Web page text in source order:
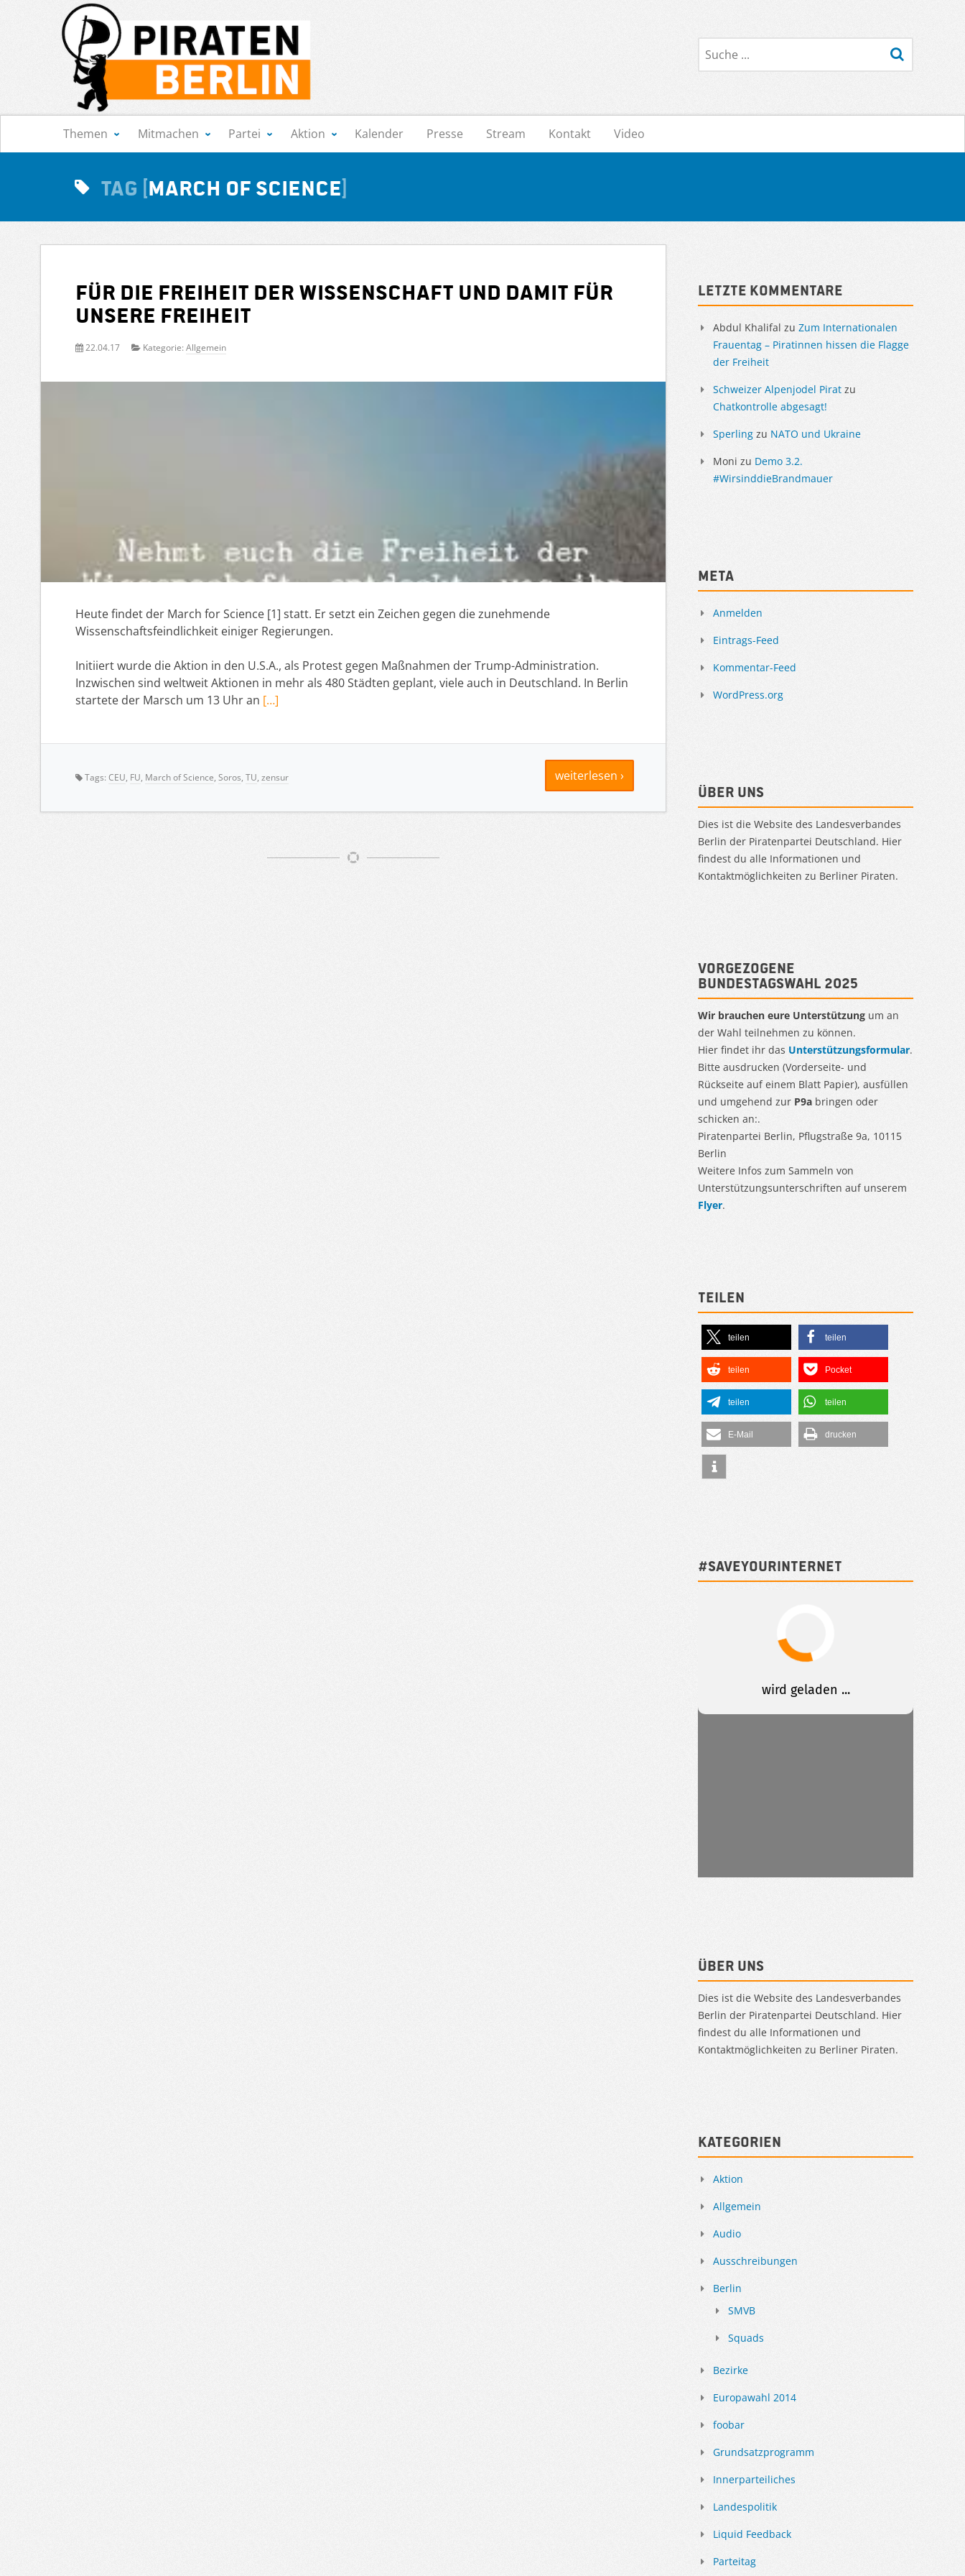
Suche
Navigation
Themen Mitmachen Partei Aktion Kalender Presse Stream Kontakt Video
Tag March of Science
Für die Freiheit der Wissenschaft und damit für
unsere Freiheit
22.04.17 Kategorie: Allgemein
Heute findet der March for Science [1] statt. Er setzt ein Zeichen gegen die zunehmende
Wissenschaftsfeindlichkeit einiger Regierungen.
Initiiert wurde die Aktion in den U.S.A., als Protest gegen Maßnahmen der Trump-Administration.
Inzwischen sind weltweit Aktionen in mehr als 480 Städten geplant, viele auch in Deutschland. In Berlin
startete der Marsch um 13 Uhr an […]
weiterlesen ›
Tags: CEU, FU, March of Science, Soros, TU, zensur
Letzte Kommentare
Abdul Khalifal zu Zum Internationalen
Frauentag – Piratinnen hissen die Flagge
der Freiheit
Schweizer Alpenjodel Pirat zu
Chatkontrolle abgesagt!
Sperling zu NATO und Ukraine
Moni zu Demo 3.2.
#WirsinddieBrandmauer
Meta
Anmelden
Eintrags-Feed
Kommentar-Feed
WordPress.org
Über uns
Dies ist die Website des Landesverbandes
Berlin der Piratenpartei Deutschland. Hier
findest du alle Informationen und
Kontaktmöglichkeiten zu Berliner Piraten.
Vorgezogene
Bundestagswahl 2025
Wir brauchen eure Unterstützung um an
der Wahl teilnehmen zu können.
Hier findet ihr das Unterstützungsformular.
Bitte ausdrucken (Vorderseite- und
Rückseite auf einem Blatt Papier), ausfüllen
und umgehend zur P9a bringen oder
schicken an:.
Piratenpartei Berlin, Pflugstraße 9a, 10115
Berlin
Weitere Infos zum Sammeln von
Unterstützungsunterschriften auf unserem
Flyer.
Teilen
teilen teilen
teilen Pocket
teilen teilen
E-Mail drucken
#SAVEYOURINTERNET
Über uns
Dies ist die Website des Landesverbandes
Berlin der Piratenpartei Deutschland. Hier
findest du alle Informationen und
Kontaktmöglichkeiten zu Berliner Piraten.
Kategorien
Aktion
Allgemein
Audio
Ausschreibungen
Berlin
SMVB
Squads
Bezirke
Europawahl 2014
foobar
Grundsatzprogramm
Innerparteiliches
Landespolitik
Liquid Feedback
Parteitag